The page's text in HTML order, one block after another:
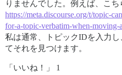
りませんでした。例えば、こち
https://meta.discourse.org/t/topic-
for-a-topic-verbatim-when-moving-
私は通常、トピックIDを入力
てそれを見つけます。
「いいね！」 1